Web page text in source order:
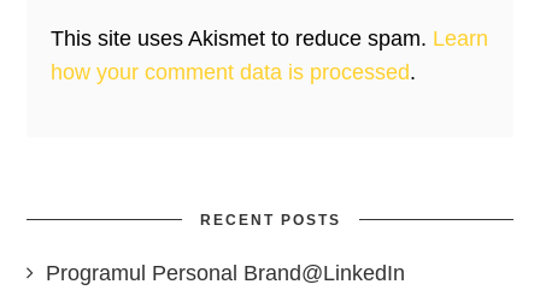
This site uses Akismet to reduce spam. Learn
how your comment data is processed.
RECENT POSTS
Programul Personal Brand@LinkedIn